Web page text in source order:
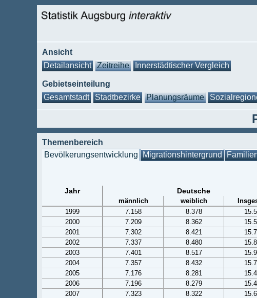
Ansicht
Detailansicht
Zeitreihe Innerstädtischer Vergleich
Gebietseinteilung
Gesamtstadt
Stadtbezirke Planungsräume
Themenbereich
Bevölkerungsentwicklung Migrationshintergrund
Jahr Deutsche
männlich weiblich
1999
7.158 8.378
2000
7.209 8.362
2001
7.302 8.421
2002
7.337 8.480
2003
7.401 8.517
2004
7.357 8.432
2005
7.176 8.281
2006
7.196 8.279
2007
7.323 8.322